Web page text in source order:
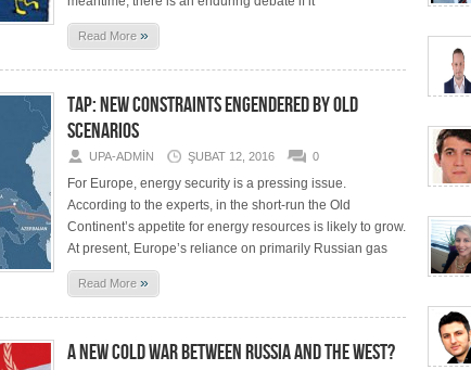
Read More »
TAP: NEW CONSTRAINTS ENGENDERED BY OLD
SCENARIOS
UPA-ADMIN ŞUBAT 12, 2016 0
For Europe, energy security is a pressing issue.
According to the experts, in the short-run the Old
Continent’s appetite for energy resources is likely to grow.
At present, Europe’s reliance on primarily Russian gas
Read More »
A NEW COLD WAR BETWEEN RUSSIA AND THE WEST?